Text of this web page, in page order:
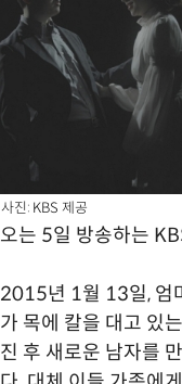
사진: KBS 제공
오는 5일 방송하는
2015년 1월 13일, 엄
가 목에 칼을 대고 있
진 후 새로운 남자를